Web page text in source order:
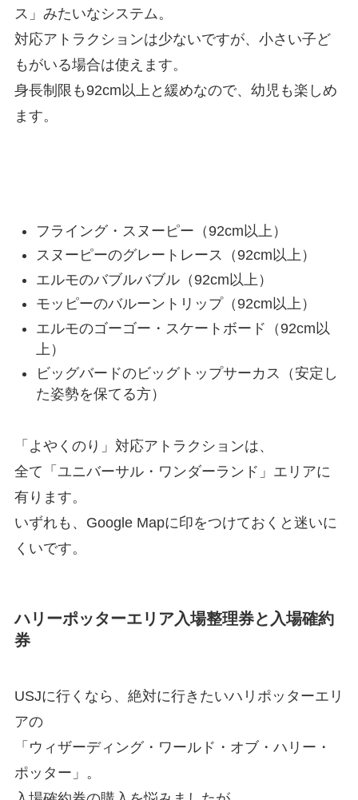
ス」みたいなシステム。
対応アトラクションは少ないですが、小さい子ど
もがいる場合は使えます。
身長制限も92cm以上と緩めなので、幼児も楽しめ
ます。
フライング・スヌーピー（92cm以上）
スヌーピーのグレートレース（92cm以上）
エルモのバブルバブル（92cm以上）
モッピーのバルーントリップ（92cm以上）
エルモのゴーゴー・スケートボード（92cm以
上）
ビッグバードのビッグトップサーカス（安定し
た姿勢を保てる方）
「よやくのり」対応アトラクションは、
全て「ユニバーサル・ワンダーランド」エリアに
有ります。
いずれも、Google Mapに印をつけておくと迷いに
くいです。
ハリーポッターエリア入場整理券と入場確約
券
USJに行くなら、絶対に行きたいハリポッターエリ
アの
「ウィザーディング・ワールド・オブ・ハリー・
ポッター」。